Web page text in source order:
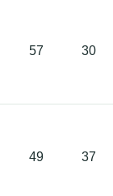
57 30
49 37